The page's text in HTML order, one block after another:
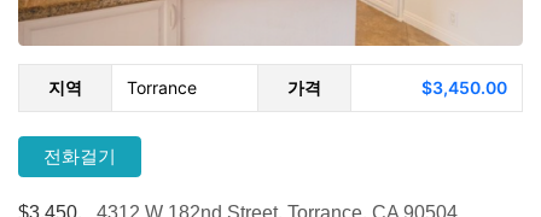
지역 Torrance 가격 $3,450.00
전화걸기
$3,450. 4312 W 182nd Street, Torrance, CA 90504